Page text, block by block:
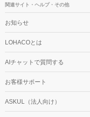
関連サイト・ヘルプ・その他
お知らせ
LOHACOとは
AIチャットで質問する
お客様サポート
ASKUL（法人向け）